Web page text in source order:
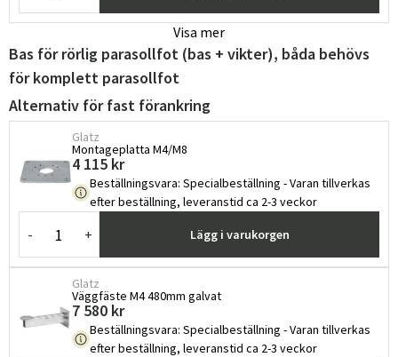
Visa mer
Bas för rörlig parasollfot (bas + vikter), båda behövs
för komplett parasollfot
Alternativ för fast förankring
Glatz
Montageplatta M4/M8
4 115 kr
Beställningsvara: Specialbeställning - Varan tillverkas
efter beställning, leveranstid ca 2-3 veckor
- + Lägg i varukorgen
Glatz
Väggfäste M4 480mm galvat
7 580 kr
Beställningsvara: Specialbeställning - Varan tillverkas
efter beställning, leveranstid ca 2-3 veckor